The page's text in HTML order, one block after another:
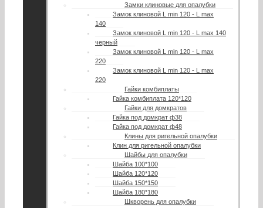
Замки клиновые для опалубки
Замок клиновой L min 120 - L max
140
Замок клиновой L min 120 - L max 140
черный
Замок клиновой L min 120 - L max
220
Замок клиновой L min 120 - L max
220
Гайки комбиплаты
Гайка комбиплата 120*120
Гайки для домкратов
Гайка под домкрат ф38
Гайка под домкрат ф48
Клины для ригельной опалубки
Клин для ригельной опалубки
Шайбы для опалубки
Шайба 100*100
Шайба 120*120
Шайба 150*150
Шайба 180*180
Шкворень для опалубки